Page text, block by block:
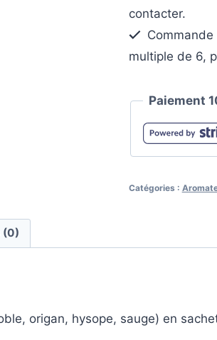
contacter.
multiple de 6,
Paiement
Catégories :
(0)
origan, hysope, sauge) en